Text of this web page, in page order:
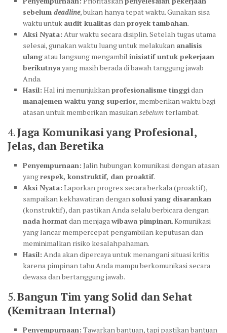
sebelum deadline, bukan hanya tepat waktu. Gunakan sisa
waktu untuk audit kualitas danproyek tambahan.
Aksi Nyata: Atur waktu secara disiplin. Setelah tugas utama
selesai, gunakan waktu luang untuk melakukan analisis
ulangatau langsung mengambil inisiatif untuk pekerjaan
berikutnyayang masih berada di bawah tanggung jawab
Anda.
Hasil: Hal ini menunjukkanprofesionalisme tinggidan
manajemen waktu yang superior, memberikan waktu bagi
atasan untuk memberikan masukansebelumterlambat.
4.Jaga Komunikasi yang Profesional,
Jelas, dan Beretika
Penyempurnaan: Jalin hubungan komunikasi dengan atasan
yangrespek, konstruktif, dan proaktif.
Aksi Nyata: Laporkan progres secara berkala (proaktif),
sampaikan kekhawatiran dengan solusi yang disarankan
(konstruktif), dan pastikan Anda selalu berbicara dengan
nada hormat dan menjagawibawa pimpinan. Komunikasi
yang lancar mempercepat pengambilan keputusan dan
meminimalkan risiko kesalahpahaman.
Hasil: Anda akan dipercaya untuk menangani situasi kritis
karena pimpinan tahu Anda mampu berkomunikasi secara
dewasa dan bertanggung jawab.
5.Bangun Tim yang Solid dan Sehat
(Kemitraan Internal)
Penyempurnaan: Tawarkan bantuan, tapi pastikan bantuan